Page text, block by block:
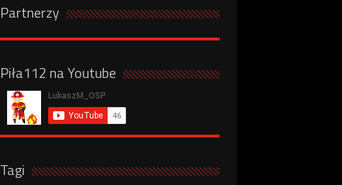
Partnerzy
Piła112 na Youtube
Tagi